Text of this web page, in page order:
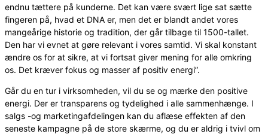
endnu tættere på kunderne. Det kan være svært lige sat sætte
fingeren på, hvad et DNA er, men det er blandt andet vores
mangeårige historie og tradition, der går tilbage til 1500-tallet.
Den har vi evnet at gøre relevant i vores samtid. Vi skal konstant
ændre os for at sikre, at vi fortsat giver mening for alle omkring
os. Det kræver fokus og masser af positiv energi”.
Går du en tur i virksomheden, vil du se og mærke den positive
energi. Der er transparens og tydelighed i alle sammenhænge. I
salgs -og marketingafdelingen kan du aflæse effekten af den
seneste kampagne på de store skærme, og du er aldrig i tvivl om